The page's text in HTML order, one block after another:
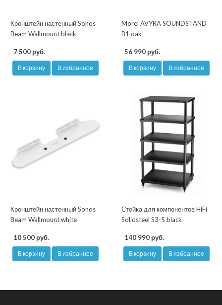
Кронштейн настенный Sonos
Beam Wallmount black
7 500 руб.
В корзину В избранное
Morel AVYRA SOUNDSTAND
B1 oak
56 990 руб.
В корзину В избранное
Кронштейн настенный Sonos
Beam Wallmount white
10 500 руб.
В корзину В избранное
Стойка для компонентов HiFi
Solidsteel S3-5 black
140 990 руб.
В корзину В избранное